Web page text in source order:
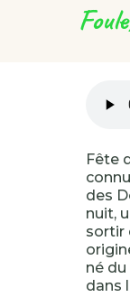
Fête
des
nuit,
sortir
né
dans